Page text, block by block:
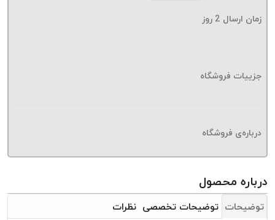
زتا
نخ
امگا
بافت
بدون
موم
زمان ارسال 2 روز
جزییات فروشگاه
درباره‌ی فروشگاه
درباره محصول
توضیحات توضیحات تخصصی نظرات